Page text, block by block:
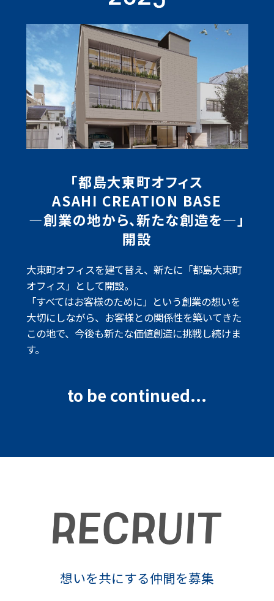
「都島大東町オフィス
ASAHI CREATION BASE
―創業の地から、新たな創造を―」
開設
大東町オフィスを建て替え、新たに「都島大東町
オフィス」として開設。
「すべてはお客様のために」という創業の想いを
大切にしながら、 お客様との関係性を築いてきた
この地で、今後も新たな価値創造に挑戦し続けま
す。
to be continued...
想いを共にする仲間を募集